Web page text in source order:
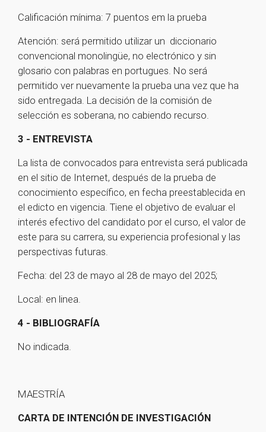
Calificación mínima: 7 puentos em la prueba
Atención: será permitido utilizar un diccionario
convencional monolingüe, no electrónico y sin
glosario con palabras en portugues. No será
permitido ver nuevamente la prueba una vez que ha
sido entregada. La decisión de la comisión de
selección es soberana, no cabiendo recurso.
3 - ENTREVISTA
La lista de convocados para entrevista será publicada
en el sitio de Internet, después de la prueba de
conocimiento específico, en fecha preestablecida en
el edicto en vigencia. Tiene el objetivo de evaluar el
interés efectivo del candidato por el curso, el valor de
este para su carrera, su experiencia profesional y las
perspectivas futuras.
Fecha: del 23 de mayo al 28 de mayo del 2025;
Local: en linea.
4 - BIBLIOGRAFÍA
No indicada.
MAESTRÍA
CARTA DE INTENCIÓN DE INVESTIGACIÓN